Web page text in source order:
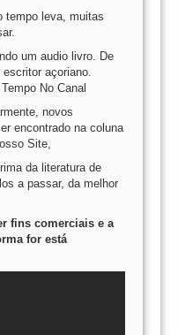
tempo leva, muitas
um audio livro. De
açoriano.
No Canal
novos
encontrado na coluna
Site,
da literatura de
a passar, da melhor
fins comerciais e a
for está